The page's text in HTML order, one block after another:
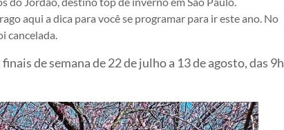
aqui a dica para você se programar para ir este ano. No
cancelada.
de semana de 22 de julho a 13 de agosto, das 9h